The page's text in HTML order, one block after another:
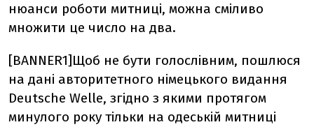
нюанси роботи митниці, можна сміливо
множити це число на два.
[BANNER1]Щоб не бути голослівним, пошлюся
на дані авторитетного німецького видання
Deutsche Welle, згідно з якими протягом
минулого року тільки на одеській митниці